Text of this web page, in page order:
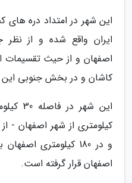
این شهر در امتداد دره
ایران واقع شده و از نظر
اصفهان و از حیث تقسیمات
کاشان و در بخش جنوبی
کیلومتری از شهر اصفهان -
و در 180 کیلومتری
اصفهان قرار گرفته است.